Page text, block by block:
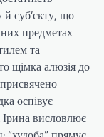
й суб’єкту, що
предметах
та
щімка алюзія до
оспівує
Ірина висловлює